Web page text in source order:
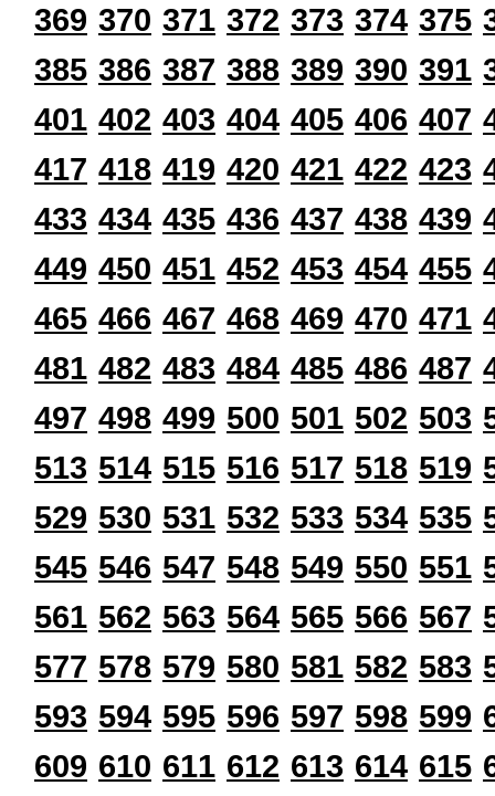
369 370 371 372 373 374 375
385 386 387 388 389 390 391
401 402 403 404 405 406 407
417 418 419 420 421 422 423
433 434 435 436 437 438 439
449 450 451 452 453 454 455
465 466 467 468 469 470 471
481 482 483 484 485 486 487
497 498 499 500 501 502 503
513 514 515 516 517 518 519
529 530 531 532 533 534 535
545 546 547 548 549 550 551
561 562 563 564 565 566 567
577 578 579 580 581 582 583
593 594 595 596 597 598 599
609 610 611 612 613 614 615